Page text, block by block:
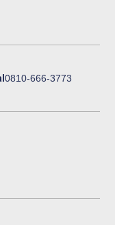
0810-666-3773